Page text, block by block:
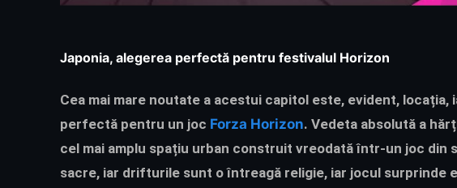
Japonia, alegerea perfectă pentru festivalul Horizon
Cea mai mare noutate a acestui capitol este, evident, locația,
perfectă pentru un joc Forza Horizon. Vedeta absolută a
cel mai amplu spațiu urban construit vreodată într-un joc din
sacre, iar drifturile sunt o întreagă religie, iar jocul surprinde